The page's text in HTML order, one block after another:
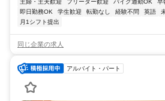
主婦・主夫歓迎
フリーター歓迎 バイク通勤OK 早
即日勤務OK
学生歓迎 転勤なし 経験不問 英語
月1シフト提出
同じ企業の求人
アルバイト・パート